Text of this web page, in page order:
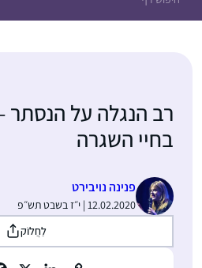
רב הנגלה על הנסתר
בחיי השגרה
פנינה נויבירט
12.02.2020 | י״ז בשבט תש״פ
לַחֲלוֹק